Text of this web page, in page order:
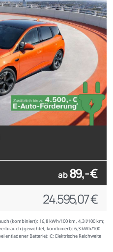
ab89,- €
24.595,07 €
(kombiniert): 16,8 kWh/100 km, 4,3 l/100 km;
(gewichtet, kombiniert): 6,3 kWh/100
entladener Batterie): C; Elektrische Reichweite